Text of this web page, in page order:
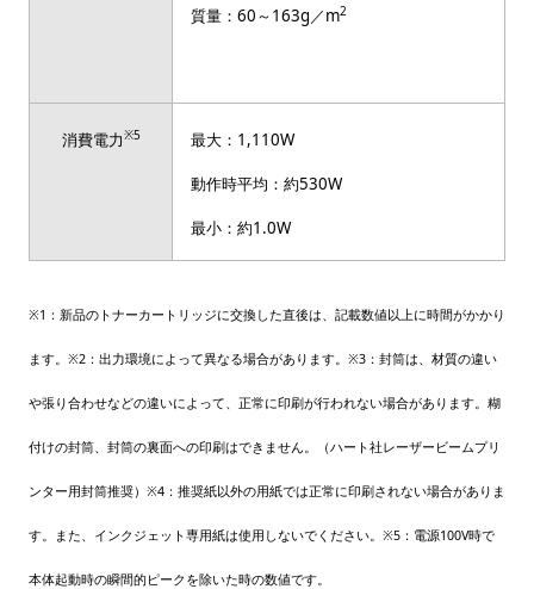
質量：60～163g／m2
消費電力※5 最大：1,110W
動作時平均：約530W
最小：約1.0W
※1：新品のトナーカートリッジに交換した直後は、記載数値以上に時間がかかり
ます。※2：出力環境によって異なる場合があります。※3：封筒は、材質の違い
や張り合わせなどの違いによって、正常に印刷が行われない場合があります。糊
付けの封筒、封筒の裏面への印刷はできません。（ハート社レーザービームプリ
ンター用封筒推奨）※4：推奨紙以外の用紙では正常に印刷されない場合がありま
す。また、インクジェット専用紙は使用しないでください。※5：電源100V時で
本体起動時の瞬間的ピークを除いた時の数値です。